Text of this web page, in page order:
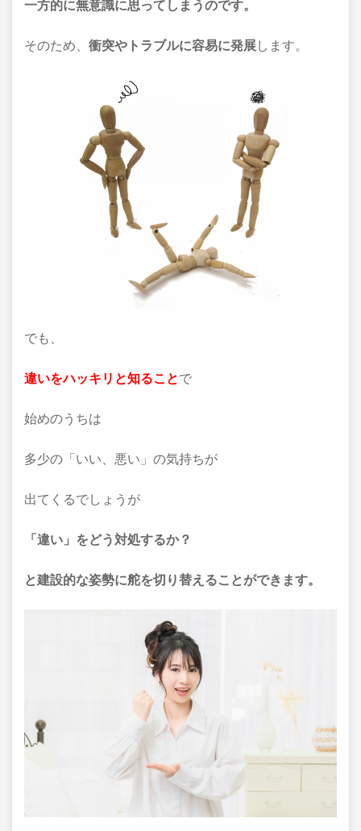
一方的に無意識に思ってしまうのです。
そのため、 衝突やトラブルに容易に発展します。
でも、
違いをハッキリと知ることで
始めのうちは
多少の「いい、悪い」の気持ちが
出てくるでしょうが
「違い」をどう対処するか？
と建設的な姿勢に舵を切り替えることができます。